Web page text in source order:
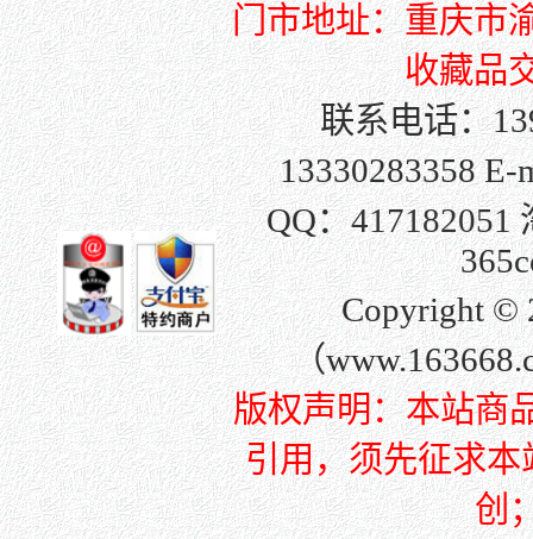
门市地址：重庆市
收藏品
联系电话：
13330283358 E-
QQ：417182051
Copyright ©
（
版权声明：本站商
引用，须先征求本
创